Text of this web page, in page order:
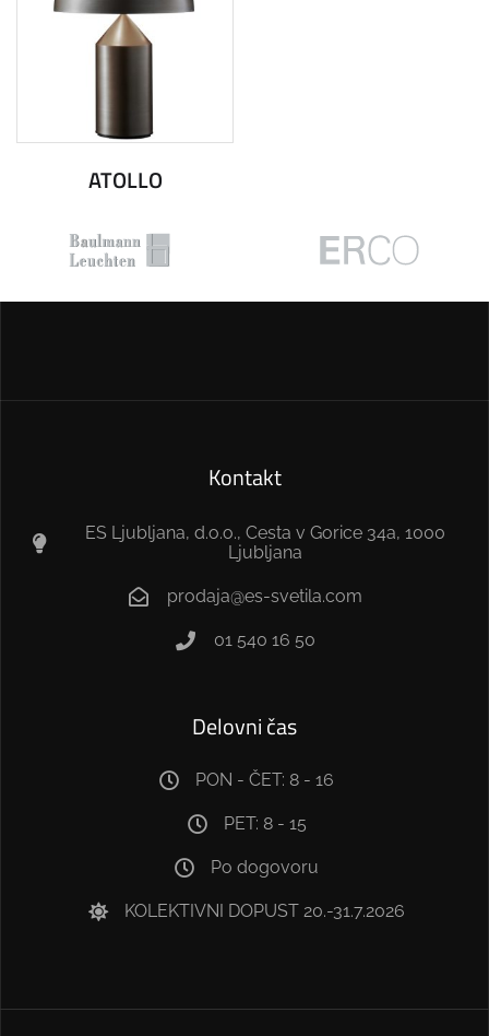
ATOLLO
Kontakt
ES Ljubljana, d.o.o., Cesta v Gorice 34a, 1000
Ljubljana
prodaja@es-svetila.com
01 540 16 50
Delovni čas
PON - ČET: 8 - 16
PET: 8 - 15
Po dogovoru
KOLEKTIVNI DOPUST 20.-31.7.2026